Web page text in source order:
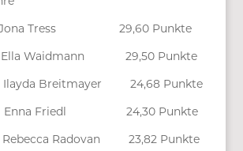
Tress 29,60 Punkte
Waidmann 29,50 Punkte
Breitmayer 24,68 Punkte
Friedl 24,30 Punkte
Radovan 23,82 Punkte